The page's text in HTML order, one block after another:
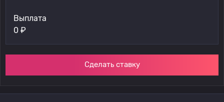
Выплата
0 ₽
Сделать ставку